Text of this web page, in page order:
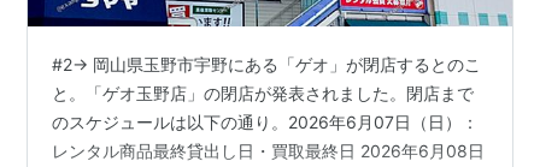
#2→ 岡山県玉野市宇野にある「ゲオ」が閉店するとのこ
と。「ゲオ玉野店」の閉店が発表されました。閉店まで
のスケジュールは以下の通り。2026年6月07日（日）：
レンタル商品最終貸出し日・買取最終日 2026年6月08日